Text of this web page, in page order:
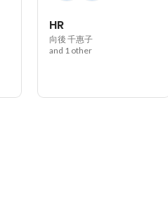
HR
向後 千惠子
and 1 other